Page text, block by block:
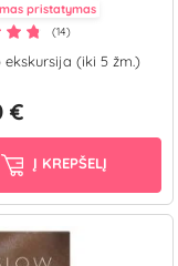
pristatymas
(14)
ekskursija (iki 5 žm.)
€
Į KREPŠELĮ